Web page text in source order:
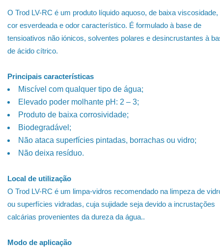
O Trod LV-RC é um produto líquido aquoso, de baixa viscosidade,
cor esverdeada e odor característico. É formulado à base de
tensioativos não iónicos, solventes polares e desincrustantes à
de ácido cítrico.
Principais características
Miscível com qualquer tipo de água;
Elevado poder molhante pH: 2 – 3;
Produto de baixa corrosividade;
Biodegradável;
Não ataca superfícies pintadas, borrachas ou vidro;
Não deixa resíduo.
Local de utilização
O Trod LV-RC é um limpa-vidros recomendado na limpeza de
ou superfícies vidradas, cuja sujidade seja devido a incrustações
calcárias provenientes da dureza da água..
Modo de aplicação